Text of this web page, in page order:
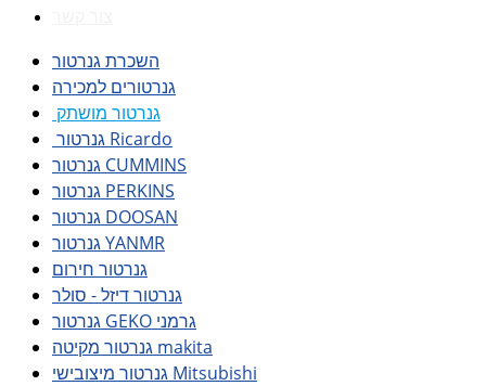
השכרת גנרטור
גנרטורים למכירה
גנרטור מושתק
גנרטור Ricardo
גנרטור CUMMINS
גנרטור PERKINS
גנרטור DOOSAN
גנרטור YANMR
גנרטור חירום
גנרטור דיזל - סולר
גנרטור GEKO גרמני
גנרטור מקיטה makita
גנרטור מיצובישי Mitsubishi